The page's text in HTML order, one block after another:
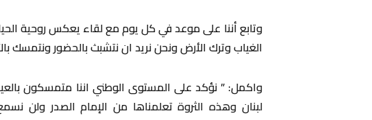
وتابع أننا على موعد في كل يوم مع لقاء يعكس روحية
الغياب وترك الأرض ونحن نريد ان نتشبث بالحضور ونتمسك
واكمل: ” نؤكد على المستوى الوطني اننا متمسكون
لبنان وهذه الثروة تعلمناها من الإمام الصدر ولن